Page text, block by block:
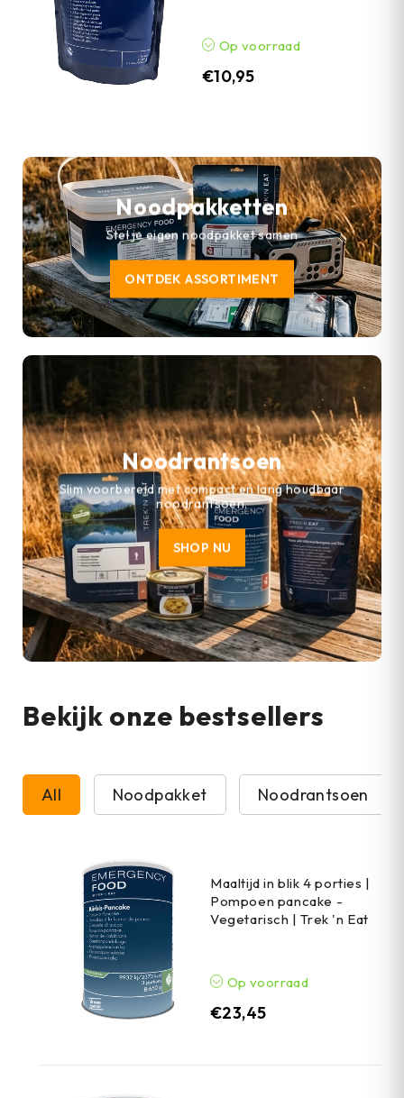
Op voorraad
€10,95
Noodpakketten
Stel je eigen noodpakket samen
ONTDEK ASSORTIMENT
Noodrantsoen
Slim voorbereid met compact en lang houdbaar
noodrantsoen.
SHOP NU
Bekijk onze bestsellers
All Noodpakket Noodrantsoen
Maaltijd in blik 4 porties |
Pompoen pancake -
Vegetarisch | Trek 'n Eat
Op voorraad
€23,45